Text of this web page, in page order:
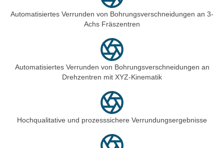
Automatisiertes Verrunden von Bohrungsverschneidungen an 3-
Achs Fräszentren
Automatisiertes Verrunden von Bohrungsverschneidungen an
Drehzentren mit XYZ-Kinematik
Hochqualitative und prozesssichere Verrundungsergebnisse